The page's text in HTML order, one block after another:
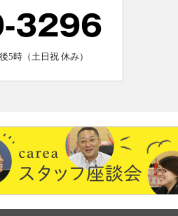
3296
5時（土日祝 休み）